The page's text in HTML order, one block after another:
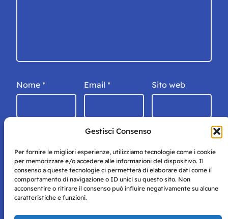
Gestisci Consenso
Per fornire le migliori esperienze, utilizziamo tecnologie come i cookie
per memorizzare e/o accedere alle informazioni del dispositivo. Il
consenso a queste tecnologie ci permetterà di elaborare dati come il
comportamento di navigazione o ID unici su questo sito. Non
acconsentire o ritirare il consenso può influire negativamente su alcune
caratteristiche e funzioni.
Nome * Email * Sito web